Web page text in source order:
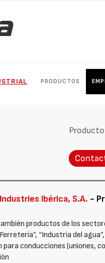
PRODUCTOS
Ibérica, S.A. -
productos de los
“Industria del
conducciones (uniones,